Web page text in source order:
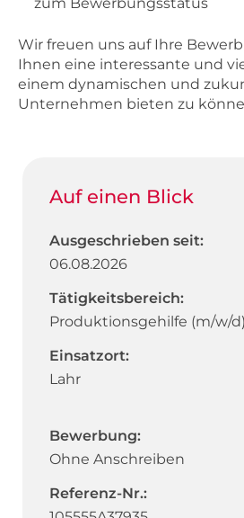
Wir freuen uns auf Ihre
Ihnen eine interessante und
einem dynamischen und
Unternehmen bieten zu
Auf einen Blick
Ausgeschrieben seit:
06.08.2026
Tätigkeitsbereich:
Produktionsgehilfe (m/w/d)
Einsatzort:
Lahr
Bewerbung:
Ohne Anschreiben
Referenz-Nr.: